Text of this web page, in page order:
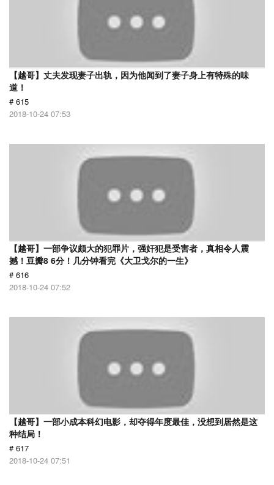
【越哥】丈夫发现妻子出轨，因为他闻到了妻子身上有特殊的味
道！
# 615
2018-10-24 07:53
【越哥】一部争议颇大的犯罪片，强奸犯是受害者，真相令人震
撼！豆瓣8 6分！几分钟看完《大卫戈尔的一生》
# 616
2018-10-24 07:52
【越哥】一部小成本科幻电影，却夺得年度最佳，没想到居然是这
种结局！
# 617
2018-10-24 07:51